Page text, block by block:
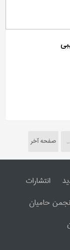
صفحه آخر
انتشارات
حامیان